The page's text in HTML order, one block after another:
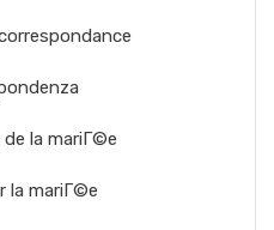
la mariГ©e
la mariГ©e